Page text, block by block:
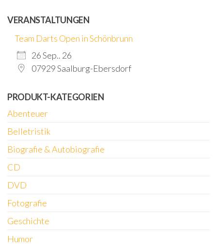
VERANSTALTUNGEN
Team Darts Open in Schönbrunn
26 Sep.. 26
07929 Saalburg-Ebersdorf
PRODUKT-KATEGORIEN
Abenteuer
Belletristik
Biografie & Autobiografie
CD
DVD
Fotografie
Geschichte
Humor